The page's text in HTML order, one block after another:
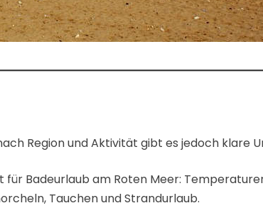
Region und Aktivität gibt es jedoch klare
Badeurlaub am Roten Meer:
Tauchen und Strandurlaub.